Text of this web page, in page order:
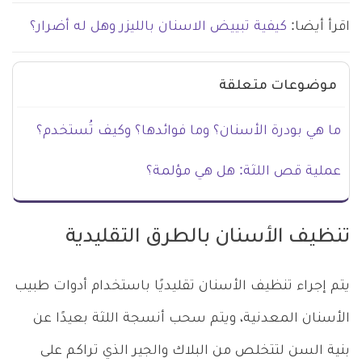
اقرأ أيضا: كيفية تبييض الاسنان بالليزر وهل له أضرار؟
موضوعات متعلقة
ما هي بودرة الأسنان؟ وما فوائدها؟ وكيف تُستخدم؟
عملية قص اللثة: هل هي مؤلمة؟
تنظيف الأسنان بالطرق التقليدية
يتم إجراء تنظيف الأسنان تقليديًا باستخدام أدوات طبيب
الأسنان المعدنية، ويتم سحب أنسجة اللثة بعيدًا عن
بنية السن لتتخلص من البلاك والجير الذي تراكم على